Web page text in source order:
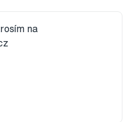
na